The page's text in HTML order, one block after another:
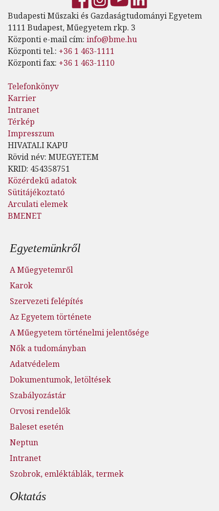
Budapesti Műszaki és Gazdaságtudományi Egyetem
1111 Budapest, Műegyetem rkp. 3
Központi e-mail cím: info@bme.hu
Központi tel.: +36 1 463-1111
Központi fax: +36 1 463-1110
Telefonkönyv
Karrier
Intranet
Térkép
Impresszum
HIVATALI KAPU
Rövid név: MUEGYETEM
KRID: 454358751
Közérdekű adatok
Sütitájékoztató
Arculati elemek
BMENET
Lábléc menü
Egyetemünkről
A Műegyetemről
Karok
Szervezeti felépítés
Az Egyetem története
A Műegyetem történelmi jelentősége
Nők a tudományban
Adatvédelem
Dokumentumok, letöltések
Szabályozástár
Orvosi rendelők
Baleset esetén
Neptun
Intranet
Szobrok, emléktáblák, termek
Oktatás